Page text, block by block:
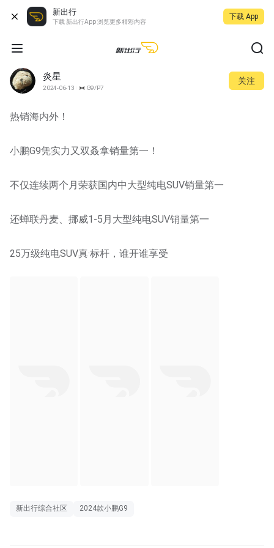
新出行
下载 新出行App 浏览更多精彩内容
下载 App
炎星
2024-06-13 G9/P7
关注
热销海内外！
小鹏G9凭实力又双叒拿销量第一！
不仅连续两个月荣获国内中大型纯电SUV销量第一
还蝉联丹麦、挪威1-5月大型纯电SUV销量第一
25万级纯电SUV真·标杆，谁开谁享受
新出行综合社区 2024款小鹏G9